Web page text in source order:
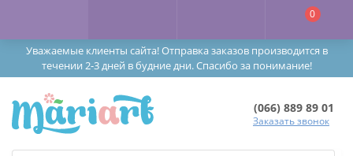
Уважаемые клиенты сайта! Отправка заказов производится в
течении 2-3 дней в будние дни. Спасибо за понимание!
0
(066) 889 89 01
Заказать звонок